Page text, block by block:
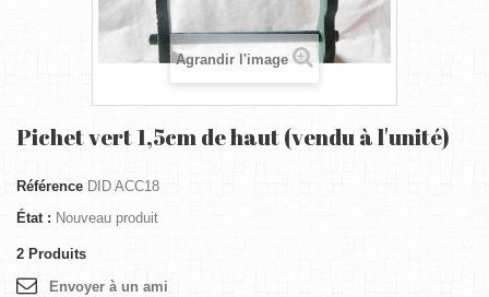
Agrandir l'image
Pichet vert 1,5cm de haut (vendu à l'unité)
Référence DID ACC18
État : Nouveau produit
2 Produits
Envoyer à un ami